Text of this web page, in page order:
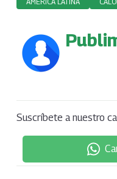
Suscríbete a nuestro